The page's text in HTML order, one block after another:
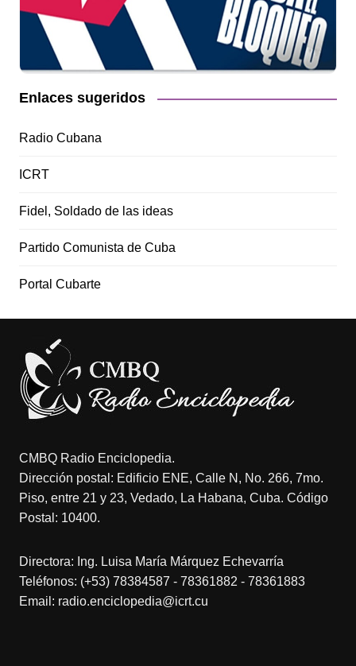
Enlaces sugeridos
Radio Cubana
ICRT
Fidel, Soldado de las ideas
Partido Comunista de Cuba
Portal Cubarte
CMBQ Radio Enciclopedia.
Dirección postal: Edificio ENE, Calle N, No. 266, 7mo.
Piso, entre 21 y 23, Vedado, La Habana, Cuba. Código
Postal: 10400.
Directora: Ing. Luisa María Márquez Echevarría
Teléfonos: (+53) 78384587 - 78361882 - 78361883
Email: radio.enciclopedia@icrt.cu